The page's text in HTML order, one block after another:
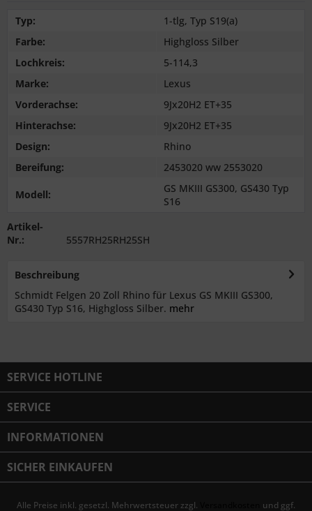
Typ:
1-tlg, Typ S19(a)
Farbe:
Highgloss Silber
Lochkreis:
5-114,3
Marke:
Lexus
Vorderachse:
9Jx20H2 ET+35
Hinterachse:
9Jx20H2 ET+35
Design:
Rhino
Bereifung:
2453020 ww 2553020
Modell:
GS MKIII GS300, GS430 Typ
S16
Artikel-
Nr.:
5557RH25RH25SH
Beschreibung
Schmidt Felgen 20 Zoll Rhino für Lexus GS MKIII GS300,
GS430 Typ S16, Highgloss Silber. mehr
SERVICE HOTLINE
SERVICE
INFORMATIONEN
SICHER EINKAUFEN
Alle Preise inkl. gesetzl. Mehrwertsteuer zzgl. und ggf.